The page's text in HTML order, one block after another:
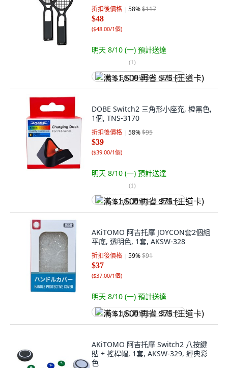
折扣後價格 58%$117
$48
($48.00/1個)
明天 8/10 (一) 預計送達
(1)
满 $1,500 再省 $75 (王道卡)
DOBE Switch2 三角形小座充, 橙黑色,
1個, TNS-3170
折扣後價格 58%$95
$39
($39.00/1個)
明天 8/10 (一) 預計送達
(1)
满 $1,500 再省 $75 (王道卡)
AKiTOMO 阿吉托摩 JOYCON套2個組
平底, 透明色, 1套, AKSW-328
折扣後價格 59%$91
$37
($37.00/1個)
明天 8/10 (一) 預計送達
满 $1,500 再省 $75 (王道卡)
AKiTOMO 阿吉托摩 Switch2 八按鍵
貼 + 搖桿帽, 1套, AKSW-329, 經典彩
色